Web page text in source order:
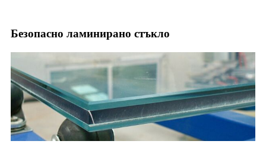
Безопасно ламинирано стъкло